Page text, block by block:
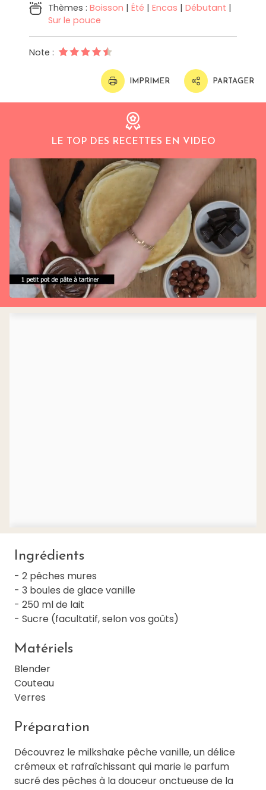
Thèmes : Boisson | Été | Encas | Débutant |
Sur le pouce
Note :
IMPRIMER PARTAGER
LE TOP DES RECETTES EN VIDEO
Ingrédients
- 2 pêches mures
- 3 boules de glace vanille
- 250 ml de lait
- Sucre (facultatif, selon vos goûts)
Matériels
Blender
Couteau
Verres
Préparation
Découvrez le milkshake pêche vanille, un délice
crémeux et rafraîchissant qui marie le parfum
sucré des pêches à la douceur onctueuse de la